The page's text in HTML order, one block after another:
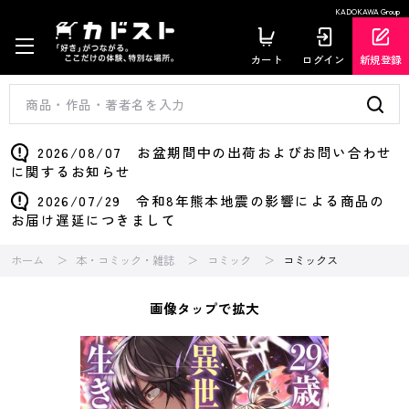
KADOKAWA Group
カート ログイン 新規登録
2026/08/07 お盆期間中の出荷およびお問い合わせ
に関するお知らせ
2026/07/29 令和8年熊本地震の影響による商品の
お届け遅延につきまして
ホーム 本・コミック・雑誌 コミック コミックス
画像タップで拡大